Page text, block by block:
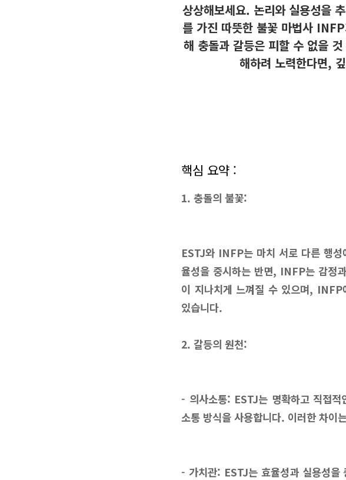
상상해보세요. 논리와 실용성을
를 가진 따뜻한 불꽃 마법사
해 충돌과 갈등은 피할 수 없을
해하려 노력한다면,
핵심 요약 :
1. 충돌의 불꽃:
ESTJ와 INFP는 마치 서로 다른 행
율성을 중시하는 반면, INFP는 감정
이 지나치게 느껴질 수 있으며, INFP
있습니다.
2. 갈등의 원천:
- 의사소통: ESTJ는 명확하고 직접
소통 방식을 사용합니다. 이러한 차이
- 가치관: ESTJ는 효율성과 실용성